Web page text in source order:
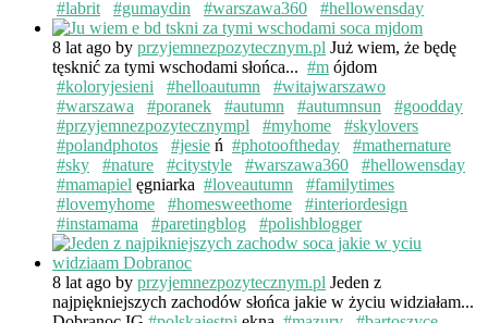
#labrit #gumaydin #warszawa360 #hellowensday
8 lat ago by przyjemnezpozytecznym.pl Już wiem, że będę
tęsknić za tymi wschodami słońca... #m ójdom
#koloryjesieni
#helloautumn
#witajwarszawo
#warszawa
#poranek #autumn #autumnsun
#goodday
#przyjemnezpozytecznympl
#myhome
#skylovers
#polandphotos
#jesie ń #photooftheday
#mathernature
#sky
#nature #citystyle #warszawa360
#hellowensday
#mamapiel ęgniarka #loveautumn
#familytimes
#lovemyhome
#homesweethome
#interiordesign
#instamama
#paretingblog #polishblogger
8 lat ago by przyjemnezpozytecznym.pl Jeden z
najpiękniejszych zachodów słońca jakie w życiu widziałam...